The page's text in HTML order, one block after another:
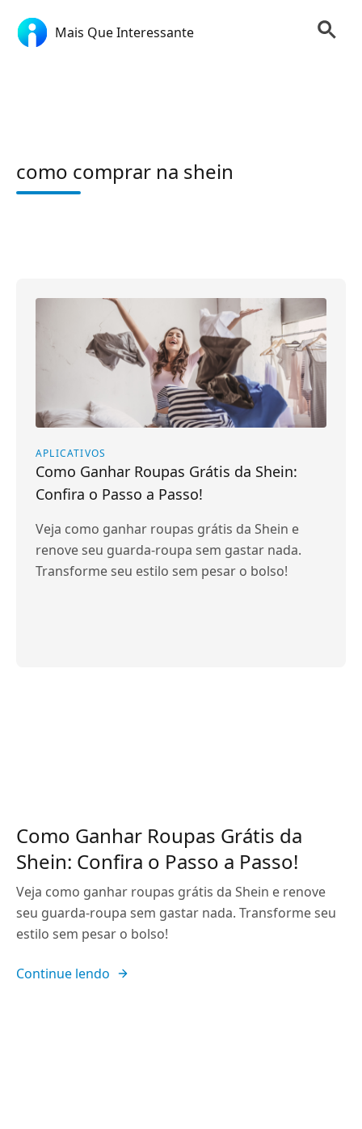
Mais Que Interessante
como comprar na shein
APLICATIVOS
Como Ganhar Roupas Grátis da Shein:
Confira o Passo a Passo!
Veja como ganhar roupas grátis da Shein e
renove seu guarda-roupa sem gastar nada.
Transforme seu estilo sem pesar o bolso!
Como Ganhar Roupas Grátis da
Shein: Confira o Passo a Passo!
Veja como ganhar roupas grátis da Shein e renove
seu guarda-roupa sem gastar nada. Transforme seu
estilo sem pesar o bolso!
Continue lendo